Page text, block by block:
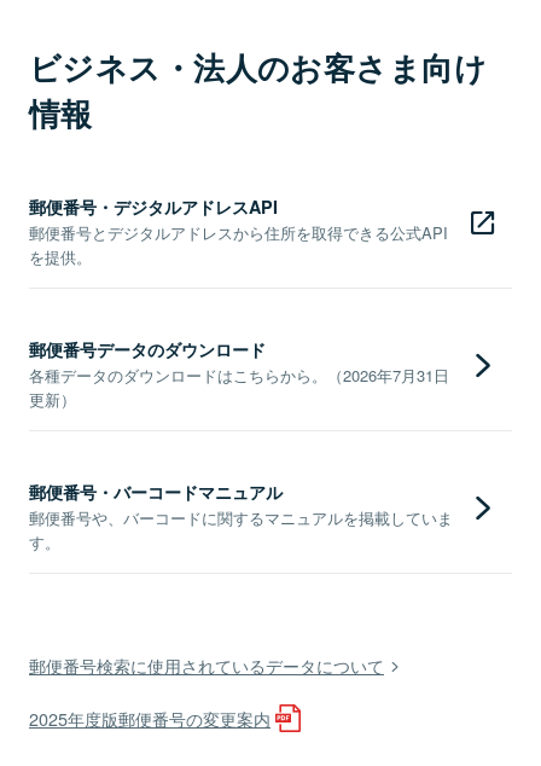
ビジネス・法人のお客さま向け
情報
郵便番号・デジタルアドレスAPI
郵便番号とデジタルアドレスから住所を取得できる公式API
を提供。
郵便番号データのダウンロード
各種データのダウンロードはこちらから。（2026年7月31日
更新）
郵便番号・バーコードマニュアル
郵便番号や、バーコードに関するマニュアルを掲載していま
す。
郵便番号検索に使用されているデータについて
2025年度版郵便番号の変更案内